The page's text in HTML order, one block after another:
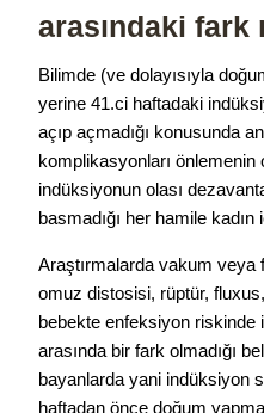
arasındaki fark
Bilimde (ve dolayısıyla
yerine 41.ci haftadaki
açıp açmadığı konusunda
komplikasyonları önlemenin
indüksiyonun olası
basmadığı her hamile
Araştırmalarda vakum
omuz distosisi, rüptür,
bebekte enfeksiyon
arasında bir fark olmadığı
bayanlarda yani indüksiyon
haftadan önce doğum yapma